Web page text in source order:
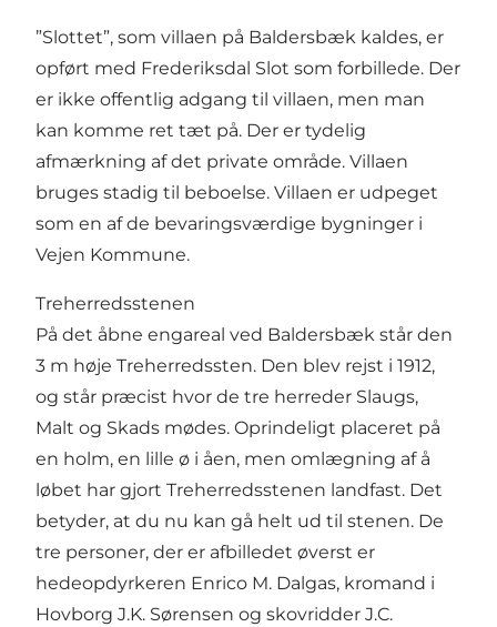
”Slottet”, som villaen på Baldersbæk kaldes, er
opført med Frederiksdal Slot som forbillede. Der
er ikke offentlig adgang til villaen, men man
kan komme ret tæt på. Der er tydelig
afmærkning af det private område. Villaen
bruges stadig til beboelse. Villaen er udpeget
som en af de bevaringsværdige bygninger i
Vejen Kommune.
Treherredsstenen
På det åbne engareal ved Baldersbæk står den
3 m høje Treherredssten. Den blev rejst i 1912,
og står præcist hvor de tre herreder Slaugs,
Malt og Skads mødes. Oprindeligt placeret på
en holm, en lille ø i åen, men omlægning af å
løbet har gjort Treherredsstenen landfast. Det
betyder, at du nu kan gå helt ud til stenen. De
tre personer, der er afbilledet øverst er
hedeopdyrkeren Enrico M. Dalgas, kromand i
Hovborg J.K. Sørensen og skovridder J.C.